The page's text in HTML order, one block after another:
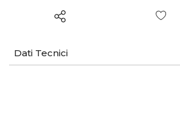
Dati Tecnici